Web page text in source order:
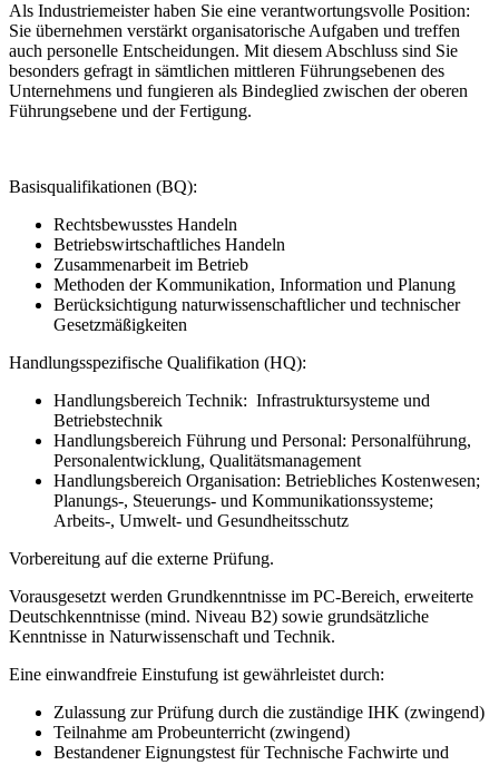
Als Industriemeister haben Sie eine verantwortungsvolle Position:
Sie übernehmen verstärkt organisatorische Aufgaben und treffen
auch personelle Entscheidungen. Mit diesem Abschluss sind Sie
besonders gefragt in sämtlichen mittleren Führungsebenen des
Unternehmens und fungieren als Bindeglied zwischen der oberen
Führungsebene und der Fertigung.
Basisqualifikationen (BQ):
Rechtsbewusstes Handeln
Betriebswirtschaftliches Handeln
Zusammenarbeit im Betrieb
Methoden der Kommunikation, Information und Planung
Berücksichtigung naturwissenschaftlicher und technischer
Gesetzmäßigkeiten
Handlungsspezifische Qualifikation (HQ):
Handlungsbereich Technik: Infrastruktursysteme und
Betriebstechnik
Handlungsbereich Führung und Personal: Personalführung,
Personalentwicklung, Qualitätsmanagement
Handlungsbereich Organisation: Betriebliches Kostenwesen;
Planungs-, Steuerungs- und Kommunikationssysteme;
Arbeits-, Umwelt- und Gesundheitsschutz
Vorbereitung auf die externe Prüfung.
Vorausgesetzt werden Grundkenntnisse im PC-Bereich, erweiterte
Deutschkenntnisse (mind. Niveau B2) sowie grundsätzliche
Kenntnisse in Naturwissenschaft und Technik.
Eine einwandfreie Einstufung ist gewährleistet durch:
Zulassung zur Prüfung durch die zuständige IHK (zwingend)
Teilnahme am Probeunterricht (zwingend)
Bestandener Eignungstest für Technische Fachwirte und